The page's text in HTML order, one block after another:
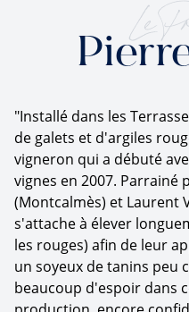
Le
"Installé dans les
de galets et d'argiles
vigneron qui a débuté
vignes en 2007. Parrainé
(Montcalmès) et Laurent
s'attache à élever
les rouges) afin de leur
un soyeux de tanins peu
beaucoup d'espoir dans